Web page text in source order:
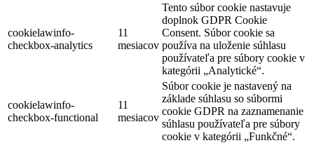
cookielawinfo-
checkbox-analytics
11
mesiacov
Tento súbor cookie nastavuje
doplnok GDPR Cookie
Consent. Súbor cookie sa
používa na uloženie súhlasu
používateľa pre súbory cookie v
kategórii „Analytické“.
cookielawinfo-
checkbox-functional
11
mesiacov
Súbor cookie je nastavený na
základe súhlasu so súbormi
cookie GDPR na zaznamenanie
súhlasu používateľa pre súbory
cookie v kategórii „Funkčné“.